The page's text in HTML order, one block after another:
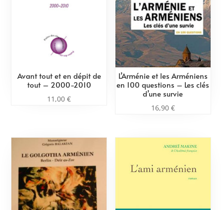
Avant tout et en dépit de
tout – 2000-2010
11,00€
L’Arménie et les Arméniens
en 100 questions – Les clés
d’une survie
16,90 €